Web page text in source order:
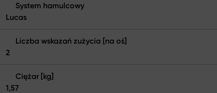
System hamulcowy
Lucas
Liczba wskazań zużycia [na oś]
2
Ciężar [kg]
1,57